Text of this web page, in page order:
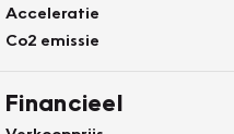
Acceleratie
Co2 emissie
Financieel